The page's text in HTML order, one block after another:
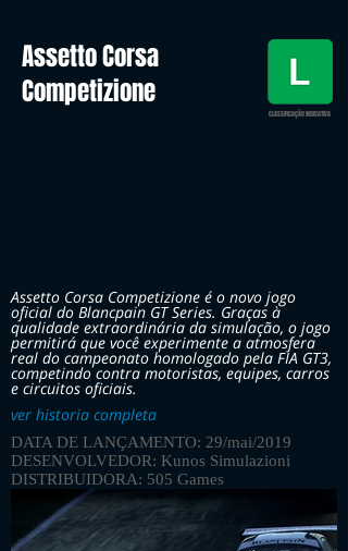
Assetto Corsa
Competizione
CLASSIFICAÇÃO INDICATIVA
Assetto Corsa Competizione é o novo jogo
oficial do Blancpain GT Series. Graças à
qualidade extraordinária da simulação, o jogo
permitirá que você experimente a atmosfera
real do campeonato homologado pela FIA GT3,
competindo contra motoristas, equipes, carros
e circuitos oficiais.
ver historia completa
DATA DE LANÇAMENTO: 29/mai/2019
DESENVOLVEDOR: Kunos Simulazioni
DISTRIBUIDORA: 505 Games